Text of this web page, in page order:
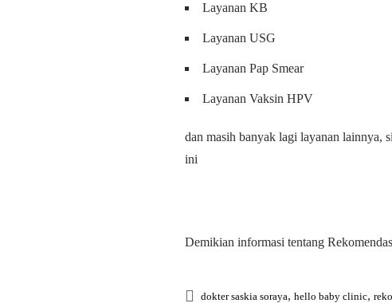
Layanan KB
Layanan USG
Layanan Pap Smear
Layanan Vaksin HPV
dan masih banyak lagi layanan lainnya,
ini
Demikian informasi tentang
dokter saskia soraya, hello baby clinic,